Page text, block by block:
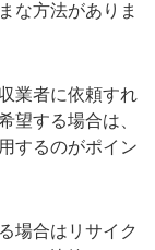
な方法がありま
業者に依頼すれ
望する場合は、
するのがポイン
場合はリサイク